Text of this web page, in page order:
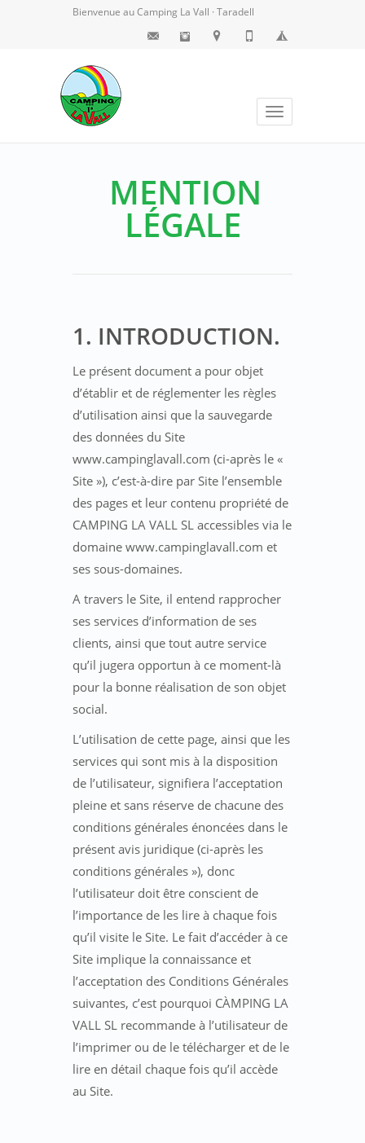
Bienvenue au Camping La Vall · Taradell
Toggle
navigation
MENTION
LÉGALE
1. INTRODUCTION.
Le présent document a pour objet
d’établir et de réglementer les règles
d’utilisation ainsi que la sauvegarde
des données du Site
www.campinglavall.com (ci-après le «
Site »), c’est-à-dire par Site l’ensemble
des pages et leur contenu propriété de
CAMPING LA VALL SL accessibles via le
domaine www.campinglavall.com et
ses sous-domaines.
A travers le Site, il entend rapprocher
ses services d’information de ses
clients, ainsi que tout autre service
qu’il jugera opportun à ce moment-là
pour la bonne réalisation de son objet
social.
L’utilisation de cette page, ainsi que les
services qui sont mis à la disposition
de l’utilisateur, signifiera l’acceptation
pleine et sans réserve de chacune des
conditions générales énoncées dans le
présent avis juridique (ci-après les
conditions générales »), donc
l’utilisateur doit être conscient de
l’importance de les lire à chaque fois
qu’il visite le Site. Le fait d’accéder à ce
Site implique la connaissance et
l’acceptation des Conditions Générales
suivantes, c’est pourquoi CÀMPING LA
VALL SL recommande à l’utilisateur de
l’imprimer ou de le télécharger et de le
lire en détail chaque fois qu’il accède
au Site.